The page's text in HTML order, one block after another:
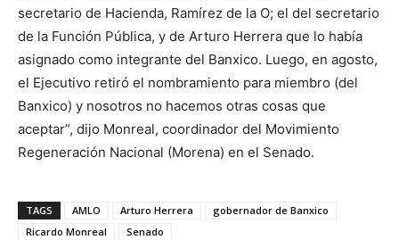
secretario de Hacienda, Ramírez de la O; el del secretario
de la Función Pública, y de Arturo Herrera que lo había
asignado como integrante del Banxico. Luego, en agosto,
el Ejecutivo retiró el nombramiento para miembro (del
Banxico) y nosotros no hacemos otras cosas que
aceptar”, dijo Monreal, coordinador del Movimiento
Regeneración Nacional (Morena) en el Senado.
TAGS AMLO Arturo Herrera
gobernador de Banxico
Ricardo Monreal
Senado